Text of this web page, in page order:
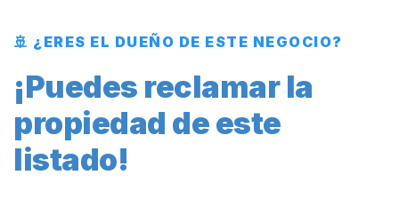
🚢 ¿ERES EL DUEÑO DE ESTE NEGOCIO?
¡Puedes reclamar la
propiedad de este
listado!